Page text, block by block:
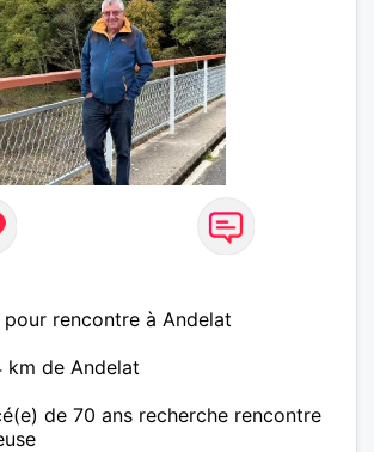
rencontre à Andelat
km de Andelat
de 70 ans recherche rencontre